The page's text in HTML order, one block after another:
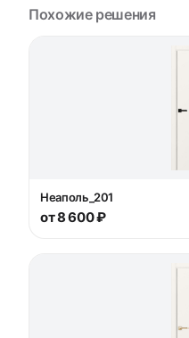
Похожие решения
Неаполь_201
от 8 600 ₽